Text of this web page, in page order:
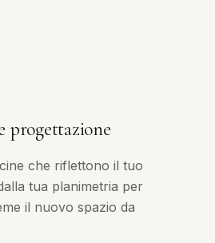
progettazione
che riflettono il tuo
tua planimetria per
il nuovo spazio da